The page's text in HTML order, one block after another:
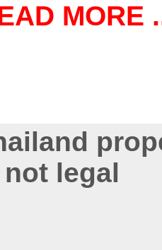
MORE
legal